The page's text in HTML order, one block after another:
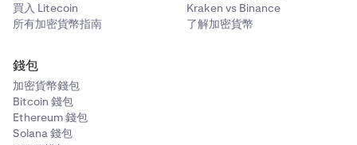
買入 Litecoin
所有加密貨幣指南
Kraken vs Binance
了解加密貨幣
錢包
加密貨幣錢包
Bitcoin 錢包
Ethereum 錢包
Solana 錢包